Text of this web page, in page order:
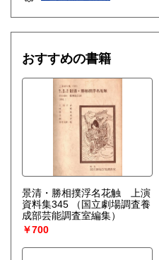
おすすめの書籍
景清・勝相撲浮名花触 上演
資料集345
（国立劇場調査養
成部芸能調査室編集）
￥700